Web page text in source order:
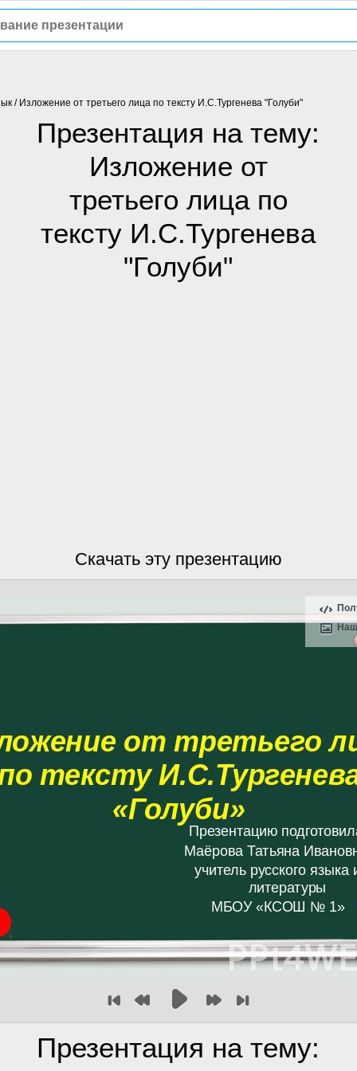
/ Изложение от третьего лица по тексту И.С.Тургенева "Голуби"
Презентация на тему:
Изложение от
третьего лица по
тексту И.С.Тургенева
"Голуби"
Скачать эту презентацию
Презентация на тему: